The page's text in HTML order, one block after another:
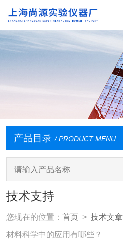
产品目录 / PRODUCT MENU
技术支持
您现在的位置：首页 >技术文章
材料科学中的应用有哪些？